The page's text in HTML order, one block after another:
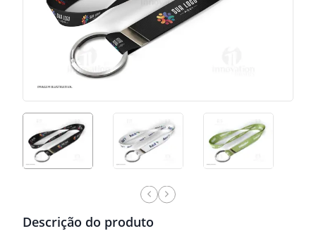
Descrição do produto